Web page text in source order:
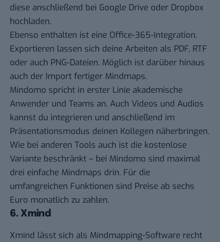
diese anschließend bei Google Drive oder Dropbox
hochladen.
Ebenso enthalten ist eine Office-365-Integration.
Exportieren lassen sich deine Arbeiten als PDF, RTF
oder auch PNG-Dateien. Möglich ist darüber hinaus
auch der Import fertiger Mindmaps.
Mindomo spricht in erster Linie akademische
Anwender und Teams an. Auch Videos und Audios
kannst du integrieren und anschließend im
Präsentationsmodus deinen Kollegen näherbringen.
Wie bei anderen Tools auch ist die kostenlose
Variante beschränkt – bei Mindomo sind maximal
drei einfache Mindmaps drin. Für die
umfangreichen Funktionen sind Preise ab sechs
Euro monatlich zu zahlen.
6. Xmind
Xmind lässt sich als Mindmapping-Software recht